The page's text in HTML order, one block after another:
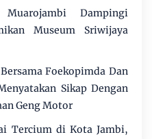
Dampingi
Museum Sriwijaya
Foekopimda Dan
Sikap Dengan
Geng Motor
Tercium di Kota Jambi,